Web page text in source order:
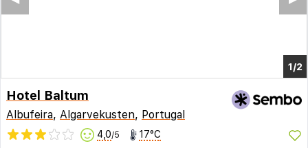
Hotel Baltum
Albufeira, Algarvekusten, Portugal
4,0/5 17°C